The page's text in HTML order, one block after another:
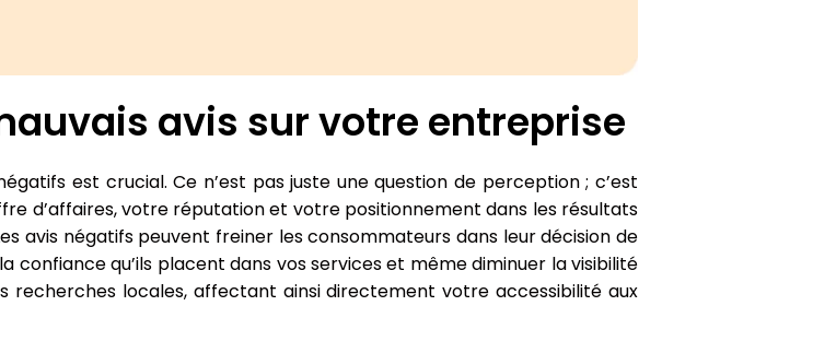
avis sur votre entreprise
est crucial. Ce n’est pas juste une question de perception ; c’est
d’affaires, votre réputation et votre positionnement dans les résultats
avis négatifs peuvent freiner les consommateurs dans leur décision de
confiance qu’ils placent dans vos services et même diminuer la visibilité
recherches locales, affectant ainsi directement votre accessibilité aux